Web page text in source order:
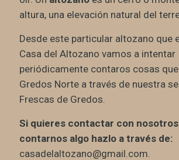
altura, una elevación natural del
Desde este particular altozano que
Casa del Altozano vamos a intentar
periódicamente contaros cosas que
Gredos Norte a través de nuestra
Frescas de Gredos.
Si quieres contactar con
contarnos algo hazlo a través de:
casadelaltozano@gmail.com.